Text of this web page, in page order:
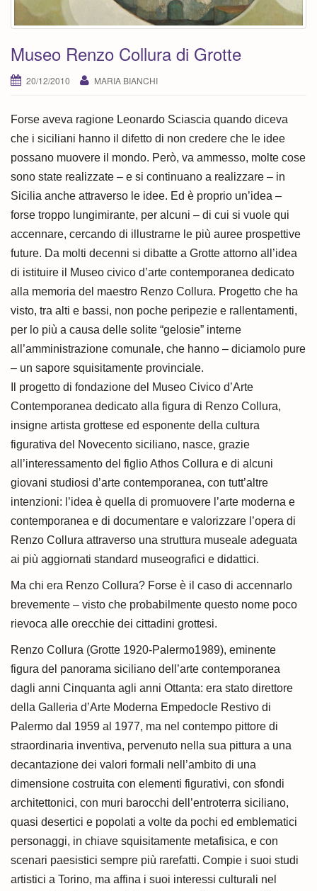
o
Museo Renzo Collura di Grotte
20/12/2010 MARIA BIANCHI
Forse aveva ragione Leonardo Sciascia quando diceva
che i siciliani hanno il difetto di non credere che le idee
possano muovere il mondo. Però, va ammesso, molte cose
sono state realizzate – e si continuano a realizzare – in
Sicilia anche attraverso le idee. Ed è proprio un’idea –
forse troppo lungimirante, per alcuni – di cui si vuole qui
accennare, cercando di illustrarne le più auree prospettive
future. Da molti decenni si dibatte a Grotte attorno all’idea
di istituire il Museo civico d’arte contemporanea dedicato
alla memoria del maestro Renzo Collura. Progetto che ha
visto, tra alti e bassi, non poche peripezie e rallentamenti,
per lo più a causa delle solite “gelosie” interne
all’amministrazione comunale, che hanno – diciamolo pure
– un sapore squisitamente provinciale.
Il progetto di fondazione del Museo Civico d’Arte
Contemporanea dedicato alla figura di Renzo Collura,
insigne artista grottese ed esponente della cultura
figurativa del Novecento siciliano, nasce, grazie
all’interessamento del figlio Athos Collura e di alcuni
giovani studiosi d’arte contemporanea, con tutt’altre
intenzioni: l’idea è quella di promuovere l’arte moderna e
contemporanea e di documentare e valorizzare l’opera di
Renzo Collura attraverso una struttura museale adeguata
ai più aggiornati standard museografici e didattici.
Ma chi era Renzo Collura? Forse è il caso di accennarlo
brevemente – visto che probabilmente questo nome poco
rievoca alle orecchie dei cittadini grottesi.
Renzo Collura (Grotte 1920-Palermo1989), eminente
figura del panorama siciliano dell’arte contemporanea
dagli anni Cinquanta agli anni Ottanta: era stato direttore
della Galleria d’Arte Moderna Empedocle Restivo di
Palermo dal 1959 al 1977, ma nel contempo pittore di
straordinaria inventiva, pervenuto nella sua pittura a una
decantazione dei valori formali nell’ambito di una
dimensione costruita con elementi figurativi, con sfondi
architettonici, con muri barocchi dell’entroterra siciliano,
quasi desertici e popolati a volte da pochi ed emblematici
personaggi, in chiave squisitamente metafisica, e con
scenari paesistici sempre più rarefatti. Compie i suoi studi
artistici a Torino, ma affina i suoi interessi culturali nel